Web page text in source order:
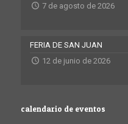
7 de agosto de 2026
FERIA DE SAN JUAN
12 de junio de 2026
calendario de eventos